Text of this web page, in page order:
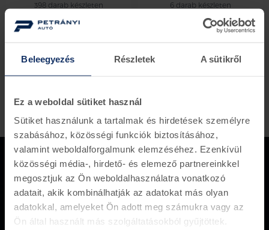
Beleegyezés Részletek A sütikről
Ez a weboldal sütiket használ
Sütiket használunk a tartalmak és hirdetések személyre
szabásához, közösségi funkciók biztosításához,
valamint weboldalforgalmunk elemzéséhez. Ezenkívül
közösségi média-, hirdető- és elemező partnereinkkel
megosztjuk az Ön weboldalhasználatra vonatkozó
adatait, akik kombinálhatják az adatokat más olyan
adatokkal, amelyeket Ön adott meg számukra vagy az
Ön által használt más szolgáltatásokból gyűjtöttek.
398 darab készleten
4.539 Ft3.629 Ft
6 darab készleten
10.362 Ft
Több mint 150 000 darabos
készletünk van, amely akár azonnal
ügyfeleink rendelkezésére áll.